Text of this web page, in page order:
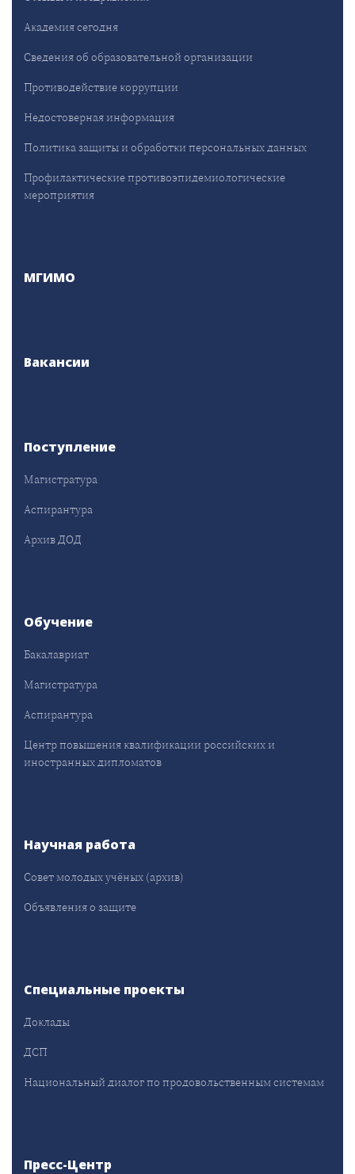
Академия сегодня
Сведения об образовательной организации
Противодействие коррупции
Недостоверная информация
Политика защиты и обработки персональных данных
Профилактические противоэпидемиологические
мероприятия
МГИМО
Вакансии
Поступление
Магистратура
Аспирантура
Архив ДОД
Обучение
Бакалавриат
Магистратура
Аспирантура
Центр повышения квалификации российских и
иностранных дипломатов
Научная работа
Совет молодых учёных (архив)
Объявления о защите
Специальные проекты
Доклады
ДСП
Национальный диалог по продовольственным системам
Пресс-Центр